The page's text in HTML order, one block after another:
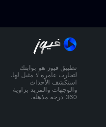
تطبيق فيوز هو بوابتك
لتجارب غامرة لا مثيل لها.
استكشف الأحداث
والوجهات والمزيد بزاوية
360 درجة مذهلة.